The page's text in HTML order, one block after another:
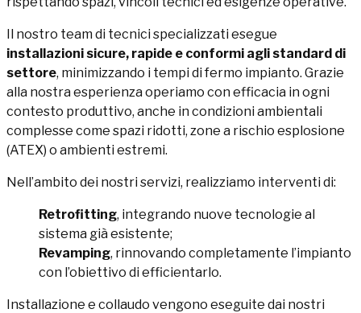
Il nostro team di tecnici specializzati esegue
installazioni sicure, rapide e conformi agli standard di
settore, minimizzando i tempi di fermo impianto. Grazie
alla nostra esperienza operiamo con efficacia in ogni
contesto produttivo, anche in condizioni ambientali
complesse come spazi ridotti, zone a rischio esplosione
(ATEX) o ambienti estremi.
Nell’ambito dei nostri servizi, realizziamo interventi di:
Retrofitting, integrando nuove tecnologie al
sistema già esistente;
Revamping, rinnovando completamente l’impianto
con l’obiettivo di efficientarlo.
Installazione e collaudo vengono eseguite dai nostri